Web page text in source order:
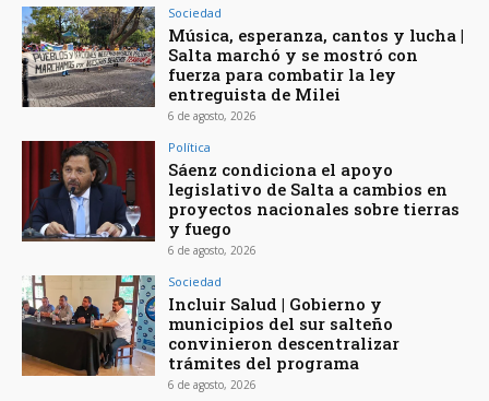
Sociedad
Música, esperanza, cantos y lucha |
Salta marchó y se mostró con
fuerza para combatir la ley
entreguista de Milei
6 de agosto, 2026
Política
Sáenz condiciona el apoyo
legislativo de Salta a cambios en
proyectos nacionales sobre tierras
y fuego
6 de agosto, 2026
Sociedad
Incluir Salud | Gobierno y
municipios del sur salteño
convinieron descentralizar
trámites del programa
6 de agosto, 2026